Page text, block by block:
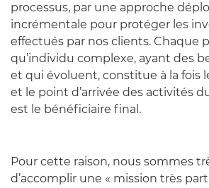
processus, par une approche
incrémentale pour protéger les
effectués par nos clients. Chaque
qu’individu complexe, ayant des
et qui évoluent, constitue à la fois
et le point d’arrivée des activités
est le bénéficiaire final.
Pour cette raison, nous sommes
d’accomplir une « mission très